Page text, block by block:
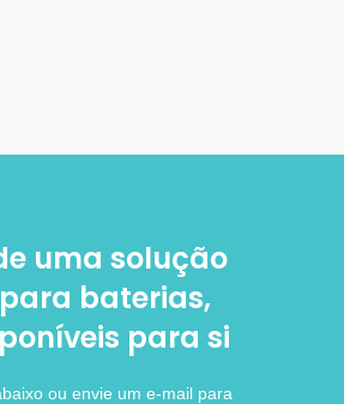
uma solução
baterias,
para si
ou envie um e-mail para